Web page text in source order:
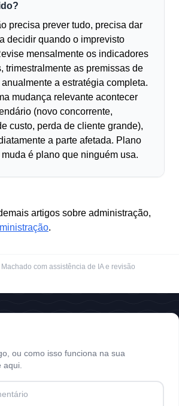
precisa prever tudo, precisa dar
decidir quando o imprevisto
mensalmente os indicadores
trimestralmente as premissas de
a estratégia completa.
mudança relevante acontecer
(novo concorrente,
custo, perda de cliente grande),
a parte afetada. Plano
é plano que ninguém usa.
artigos sobre administração,
.
com assistência de IA e revisão
ou como isso funciona na sua